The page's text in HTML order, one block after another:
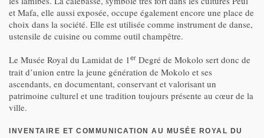
et Mafa, elle aussi exposée, occupe également encore une place de
choix dans la société. Elle est utilisée comme instrument de danse,
ustensile de cuisine ou comme outil champêtre.
Le Musée Royal du Lamidat de 1er Degré de Mokolo sert donc de
trait d’union entre la jeune génération de Mokolo et ses
ascendants, en documentant, conservant et valorisant un
patrimoine culturel et une tradition toujours présente au cœur de la
ville.
INVENTAIRE ET COMMUNICATION AU MUSÉE ROYAL DU